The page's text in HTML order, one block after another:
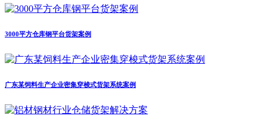
3000平方仓库钢平台货架案例
广东某饲料生产企业密集穿梭式货架系统案例